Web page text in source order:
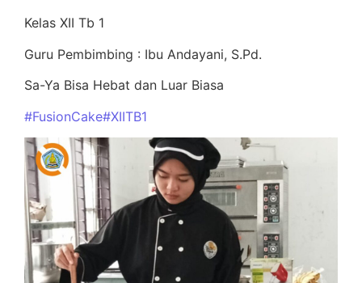
Kelas XII Tb 1
Guru Pembimbing : Ibu Andayani, S.Pd.
Sa-Ya Bisa Hebat dan Luar Biasa
#FusionCake#XIITB1